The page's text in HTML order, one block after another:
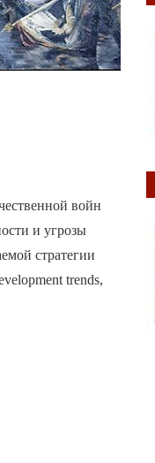
войн
и угрозы
стратегии
trends,